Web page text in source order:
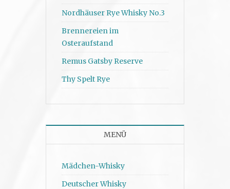
Nordhäuser Rye Whisky No.3
Brennereien im
Osteraufstand
Remus Gatsby Reserve
Thy Spelt Rye
MENÜ
Mädchen-Whisky
Deutscher Whisky